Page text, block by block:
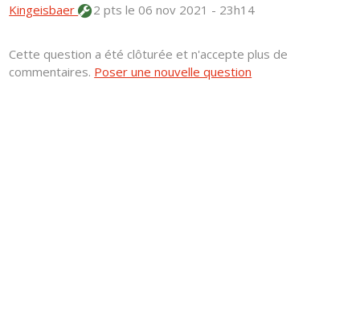
Kingeisbaer
2 ptsle 06 nov 2021 - 23h14
Cette question a été clôturée et n'accepte plus de
commentaires. Poser une nouvelle question